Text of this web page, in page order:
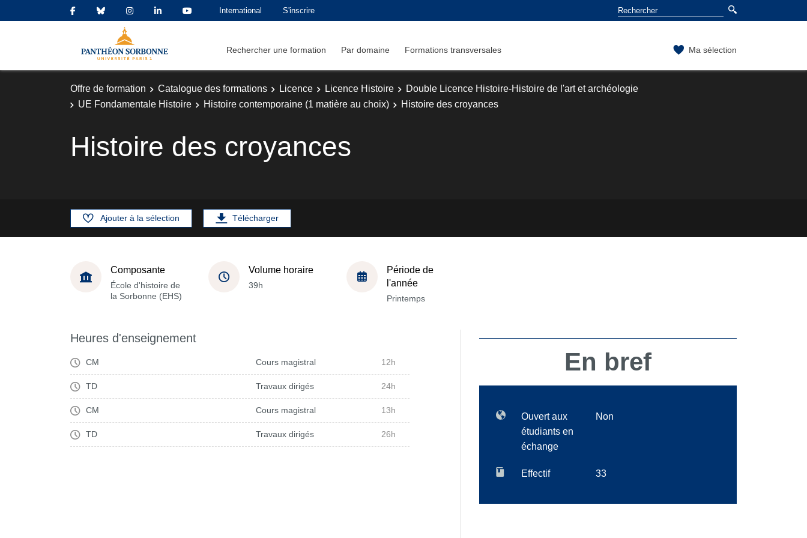
International S'inscrire
Rechercher une formation Par domaine Formations transversales Ma sélection
Offre de formation Catalogue des formations Licence Licence Histoire
Double Licence Histoire-Histoire de l'art et archéologie
UE Fondamentale Histoire
Histoire contemporaine (1 matière au choix) Histoire des croyances
Histoire des croyances
Ajouter à la sélection Télécharger
Composante
École d'histoire de
la Sorbonne (EHS)
Volume horaire
39h
Période de
l'année
Printemps
Heures d'enseignement
CM Cours magistral 12h
TD Travaux dirigés 24h
CM Cours magistral 13h
TD Travaux dirigés 26h
En bref
Ouvert aux
étudiants en
échange
Non
Effectif 33